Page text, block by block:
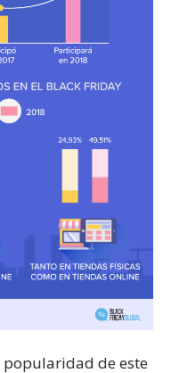
popularidad de este